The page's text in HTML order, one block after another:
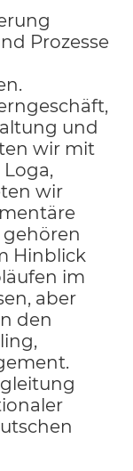
Prozesse
und
wir mit
Loga,
wir
gehören
Hinblick
im
aber
den